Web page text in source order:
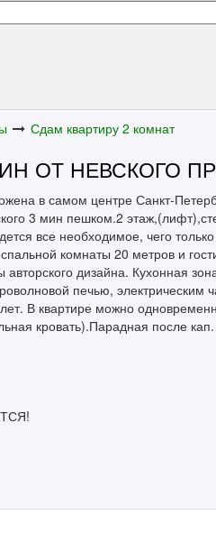
Сдам квартиру 2 комнат
ОТ НЕВСКОГО
в самом центре Санкт-
3 мин пешком.2
все необходимое, чего
комнаты 20 метров и
дизайна. Кухонная
печью, электрическим
В квартире можно
кровать).Парадная после